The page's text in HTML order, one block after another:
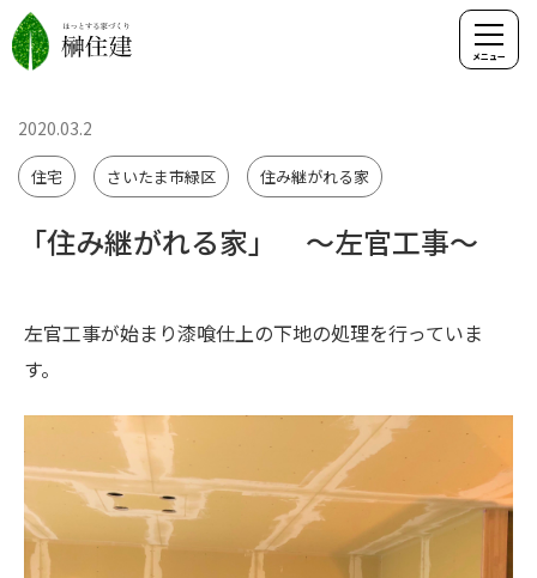
「住み継がれる家」 ～左官工事～
2020.03.2
住宅 さいたま市緑区 住み継がれる家
左官工事が始まり漆喰仕上の下地の処理を行っていま
す。